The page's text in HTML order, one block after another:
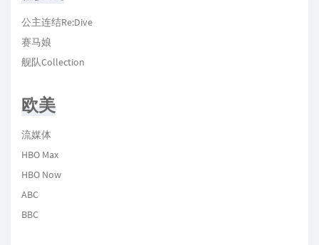
公主连结Re:Dive
赛马娘
舰队Collection
欧美
流媒体
HBO Max
HBO Now
ABC
BBC